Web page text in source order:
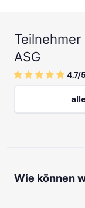
ASG
4.7/
Wie können